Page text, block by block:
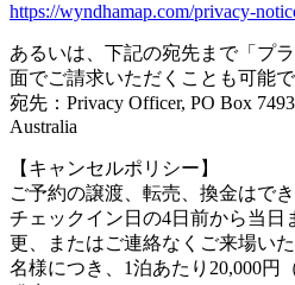
https://wyndhamap.com/privacy-
あるいは、下記の宛先まで「プ
面でご請求いただくことも可能で
宛先：Privacy Officer, PO Box
Australia
【キャンセルポリシー】
ご予約の譲渡、転売、換金はでき
チェックイン日の4日前から当日
更、またはご連絡なくご来場い
名様につき、1泊あたり20,000円